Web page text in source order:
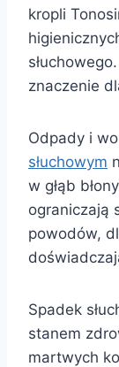
kropli
znaczenie
Odpady i
słuchowym
w głąb
ograniczają
powodów,
Spadek
stanem
martwych